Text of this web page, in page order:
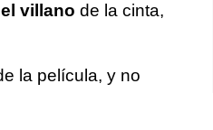
villano de la cinta,
la película, y no